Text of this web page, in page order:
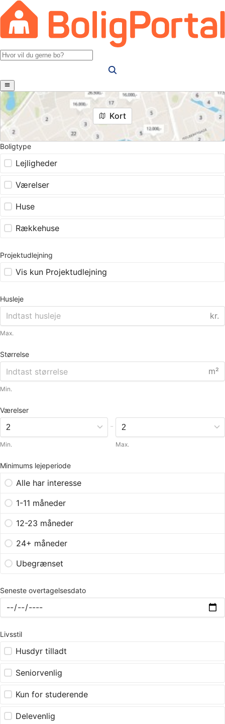
Kort
Boligtype
Lejligheder
Værelser
Huse
Rækkehuse
Projektudlejning
Vis kun Projektudlejning
Husleje
kr.
Max.
Størrelse
m²
Min.
Værelser
Min.
-
Max.
Minimums lejeperiode
Alle har interesse
1-11 måneder
12-23 måneder
24+ måneder
Ubegrænset
Seneste overtagelsesdato
Livsstil
Husdyr tilladt
Seniorvenlig
Kun for studerende
Delevenlig